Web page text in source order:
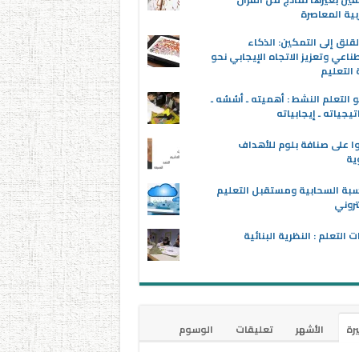
المعاصرة
إلى التمكين: الذكاء
وتعزيز الاتجاه الإيجابي نحو
التعلم النشط : أهميته ـ أسُسُه ـ
ـ إيجابياته
على صنافة بلوم للأهداف
السحابية ومستقبل التعليم
التعلم : النظرية البنائية
الأشهر تعليقات
الوسوم